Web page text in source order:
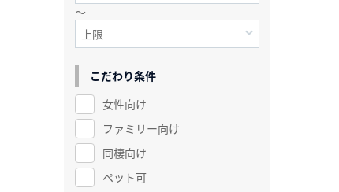
～
こだわり条件
女性向け
ファミリー向け
同棲向け
ペット可